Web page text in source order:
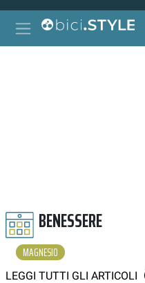
Vai al contenuto
Navigazione principale
Ricerca per:
BENESSERE
MAGNESIO
LEGGI TUTTI GLI ARTICOLI